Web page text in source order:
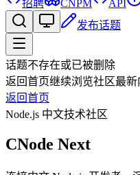
招聘 CNPM API
发布话题
话题不存在或已被删除
返回首页继续浏览社区最新
返回首页
Node.js 中文技术社区
CNode Next